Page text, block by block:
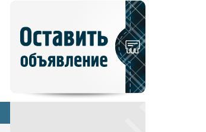
объявление